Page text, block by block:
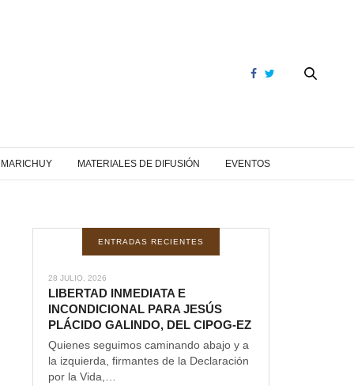
MATERIALES DE DIFUSIÓN EVENTOS
ENTRADAS RECIENTES
28 JULIO, 2026
LIBERTAD INMEDIATA E
INCONDICIONAL PARA JESÚS
PLÁCIDO GALINDO, DEL CIPOG-EZ
Quienes seguimos caminando abajo y a
la izquierda, firmantes de la Declaración
por la Vida,…